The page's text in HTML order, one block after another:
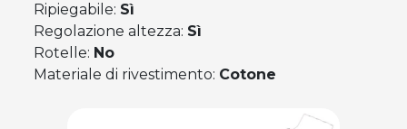
Ripiegabile: Sì
Regolazione altezza: Sì
Rotelle: No
Materiale di rivestimento: Cotone